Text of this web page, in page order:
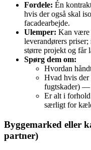
Fordele: Én
hvis der også skal
facadearbejde.
Ulemper: Kan være
leverandørers
større projekt og får
Spørg dem om:
Hvordan
Hvad hvis der
fugtskader) —
Er alt i
særligt for
Byggemarked eller
partner)